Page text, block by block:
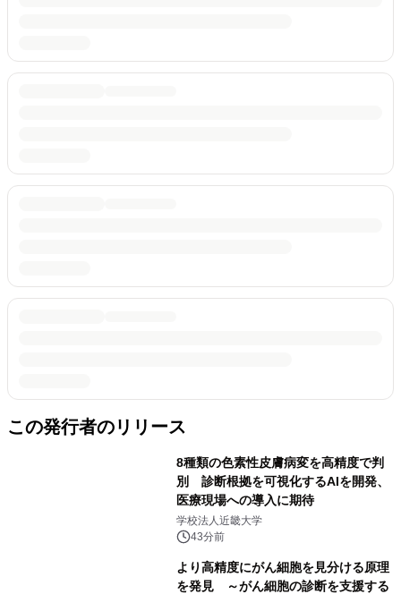
この発行者のリリース
8種類の色素性皮膚病変を高精度で判
別 診断根拠を可視化するAIを開発、
医療現場への導入に期待
学校法人近畿大学
43分前
より高精度にがん細胞を見分ける原理
を発見 ～がん細胞の診断を支援する